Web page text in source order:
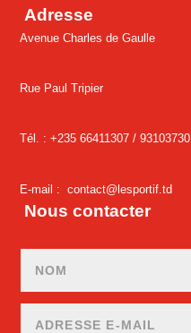
Adresse
Avenue Charles de Gaulle
Rue Paul Tripier
Tél. : +235 66411307 /93103730
E-mail :contact@lesportif.td
Nous contacter